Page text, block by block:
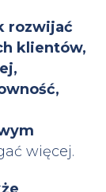
rozwijać
klientów,
więcej.